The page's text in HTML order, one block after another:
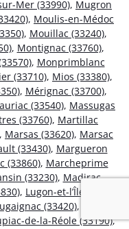
Mer (33990), Mugron
, Moulis-en-Médoc
, Mouillac (33240),
, Montignac (33760),
, Monprimblanc
(33710), Mios (33380),
, Mérignac (33700),
(33540), Massugas
(33760), Martillac
, Marsas (33620), Marsac
(33430), Margueron
(33860), Marcheprime
(33230), Madirac
, Lugon-et-l’Île-du-
(33420),
de-la-Réole (33190),